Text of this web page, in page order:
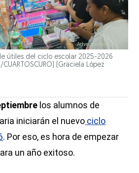
útiles del ciclo escolar 2025-2026
/CUARTOSCURO)
(Graciela López
los alumnos de
iniciarán el nuevo ciclo
. Por eso, es hora de empezar
un año exitoso.